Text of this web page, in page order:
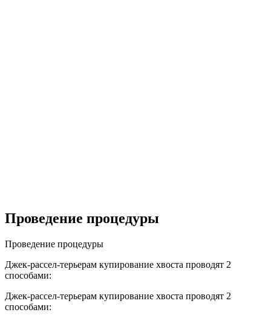
Проведение процедуры
Проведение процедуры
Джек-рассел-терьерам купирование хвоста проводят 2
способами:
Джек-рассел-терьерам купирование хвоста проводят 2
способами: